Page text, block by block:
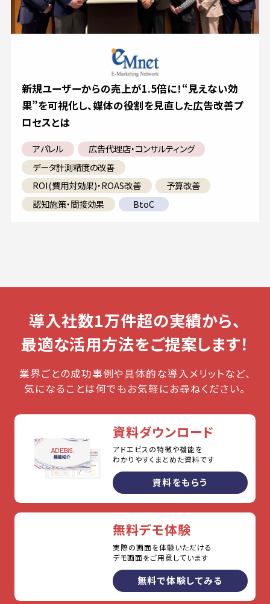
新規ユーザーからの売上が1.5倍に！“見えない効
果”を可視化し、媒体の役割を見直した広告改善プ
ロセスとは
アパレル
広告代理店・コンサルティング
データ計測精度の改善
ROI(費用対効果)・ROAS改善
予算改善
認知施策・間接効果
BtoC
導入社数1万件超の実績から、
最適な活用方法をご提案します！
業界ごとの成功事例や具体的な導入メリットなど、
気になることは何でもお気軽にお尋ねください。
資料ダウンロード
アドエビスの特徴や機能を
わかりやすくまとめた資料です
資料をもらう
無料デモ体験
実際の画面を体験いただける
デモ画面をご用意しています
無料で体験してみる